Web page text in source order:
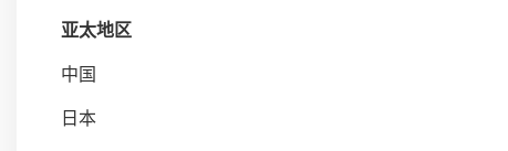
亚太地区
中国
日本